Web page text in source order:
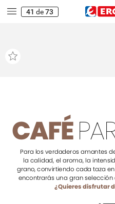
41 de73
CAFÉ
Para losverdaderosamantes
la calidad, el aroma, la
grano, convirtiendo cada taza en
encontrarásuna granselección
¿Quieresdisfrutar